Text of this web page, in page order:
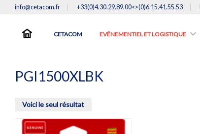
info@cetacom.fr +33(0)4.30.29.89.00<>(0)6.15.41.55.53
CETACOM EVÉNEMENTIEL ET LOGISTIQUE
PGI1500XLBK
Voici le seul résultat